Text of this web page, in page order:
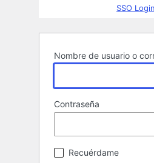
SSO Login
Nombre de usuario o
Contraseña
Recuérdame